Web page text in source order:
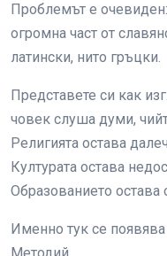
Проблемът е очевиден:
огромна част от
латински, нито гръцки.
Представете си как
човек слуша думи,
Религията остава
Културата остава
Образованието остава
Именно тук се